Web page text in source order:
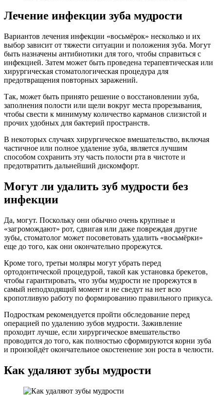
Лечение инфекции зуба мудрости
Вариантов лечения инфекции «восьмёрок» несколько и их
выбор зависит от тяжести ситуации и положения зуба. Могут
быть назначены антибиотики для того, чтобы справиться с
инфекцией. Затем может быть проведена терапевтическая или
хирургическая стоматологическая процедура для
предотвращения повторных заражений.
Так, может быть принято решение о восстановлении зуба,
заполнения полости или щели вокруг места прорезывания,
чтобы свести к минимуму количество карманов слизистой и
прочих удобных для бактерий пространств.
В некоторых случаях хирургическое вмешательство, включая
частичное или полное удаление зуба, является лучшим
способом сохранить эту часть полости рта в чистоте и
предотвратить дальнейший дискомфорт.
Могут ли удалить зуб мудрости без
инфекции
Да, могут. Поскольку они обычно очень крупные и
«загромождают» рот, сдвигая или даже повреждая другие
зубы, стоматолог может посоветовать удалить «восьмёрки»
еще до того, как они окончательно прорежутся.
Кроме того, третьи моляры могут убрать перед
ортодонтической процедурой, такой как установка брекетов,
чтобы гарантировать, что зубы мудрости не прорежутся в
самый неподходящий момент и не сведут на нет всю
кропотливую работу по формированию правильного прикуса.
Подросткам рекомендуется пройти обследование перед
операцией по удалению зубов мудрости. Заживление
проходит лучше, если хирургическое вмешательство
проводится до того, как полностью сформируются корни зуба
и произойдёт окончательное окостенение зон роста в челюсти.
Как удаляют зубы мудрости